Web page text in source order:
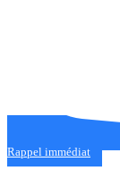
Rappel immédiat